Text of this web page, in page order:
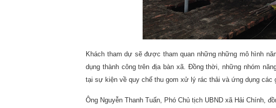
Khách tham dự sẽ được tham quan những những mô hình
dụng thành công trên địa bàn xã. Đồng thời, những nhóm
tại sự kiện về quy chế thu gom xử lý rác thải và ứng dụng các
Ông Nguyễn Thanh Tuấn, Phó Chủ tịch UBND xã Hải Chính,